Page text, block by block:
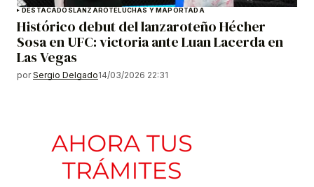
DESTACADOSLANZAROTELUCHAS Y MAPORTADA
Histórico debut del lanzaroteño Hécher
Sosa en UFC: victoria ante Luan Lacerda en
Las Vegas
por Sergio Delgado14/03/2026 22:31